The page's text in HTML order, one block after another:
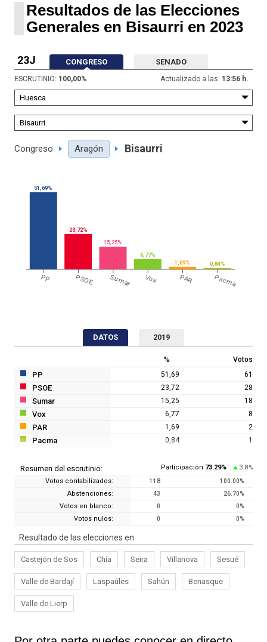
Resultados de las Elecciones
Generales en Bisaurri en 2023
23J CONGRESO SENADO
ESCRUTINIO: 100,00% Actualizado a las: 13:56 h.
Congreso Aragón Bisaurri
PP PSOE Sumar Vox PAR Pacma
51,69%
23,72%
15,25%
6,77%
1,69%
0,84%
DATOS 2019
% Votos
PP 51,69 61
PSOE 23,72 28
Sumar 15,25 18
Vox 6,77 8
PAR 1,69 2
Pacma 0,84 1
Resumen del escrutinio: Participación 73.29% 3.8 %
Votos contabilizados: 118 100.00%
Abstenciones: 43 26.70%
Votos en blanco: 0 0%
Votos nulos: 0 0%
Resultado de las elecciones en
Castejón de Sos Chía Seira Villanova Sesué
Valle de Bardají Laspaúles Sahún Benasque
Valle de Lierp